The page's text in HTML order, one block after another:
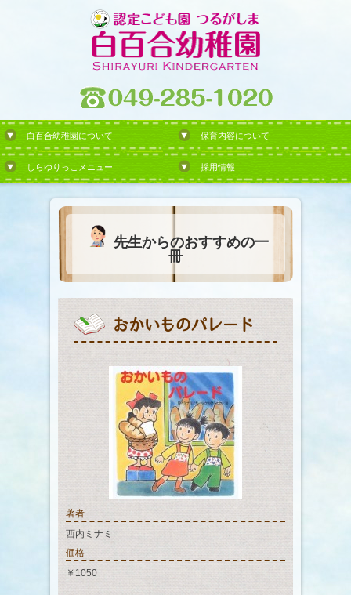
白百合幼稚園について 保育内容について
しらゆりっこメニュー 採用情報
先生からのおすすめの一
冊
おかいものパレード
著者
西内ミナミ
価格
￥1050